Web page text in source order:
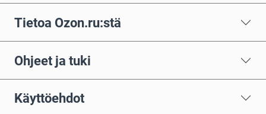
Tietoa Ozon.ru:stä
Ohjeet ja tuki
Käyttöehdot